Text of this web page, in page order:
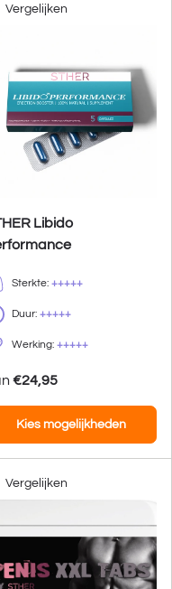
Vergelijken
Libido
Sterkte: +++++
Duur: +++++
Werking: +++++
€24,95
Kies mogelijkheden
Vergelijken